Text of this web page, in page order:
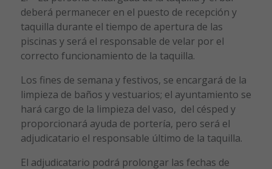
deberá permanecer en el puesto de recepción y
taquilla durante el tiempo de apertura de las
piscinas y será el responsable de velar por el
correcto funcionamiento de la taquilla.
Los fines de semana y festivos, se encargará de la
limpieza de baños y vestuarios; el ayuntamiento se
hará cargo de la limpieza del vaso, del césped y
proporcionará ayuda de portería, pero será el
adjudicatario el responsable último de la taquilla.
El adjudicatario podrá prolongar las fechas de